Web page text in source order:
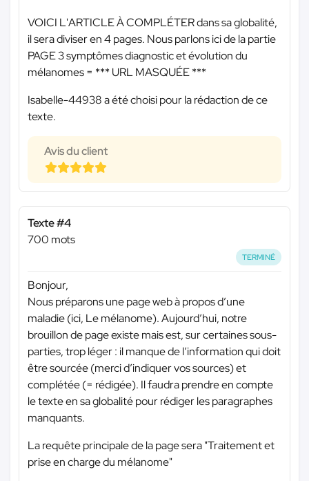
VOICI L'ARTICLE À COMPLÉTER dans sa globalité,
il sera diviser en 4 pages. Nous parlons ici de la partie
PAGE 3 symptômes diagnostic et évolution du
mélanomes = *** URL MASQUÉE ***
Isabelle-44938 a été choisi pour la rédaction de ce
texte.
Avis du client
Texte #4
700 mots
TERMINÉ
Bonjour,
Nous préparons une page web à propos d’une
maladie (ici, Le mélanome). Aujourd’hui, notre
brouillon de page existe mais est, sur certaines sous-
parties, trop léger : il manque de l’information qui doit
être sourcée (merci d’indiquer vos sources) et
complétée (= rédigée). Il faudra prendre en compte
le texte en sa globalité pour rédiger les paragraphes
manquants.
La requête principale de la page sera "Traitement et
prise en charge du mélanome"